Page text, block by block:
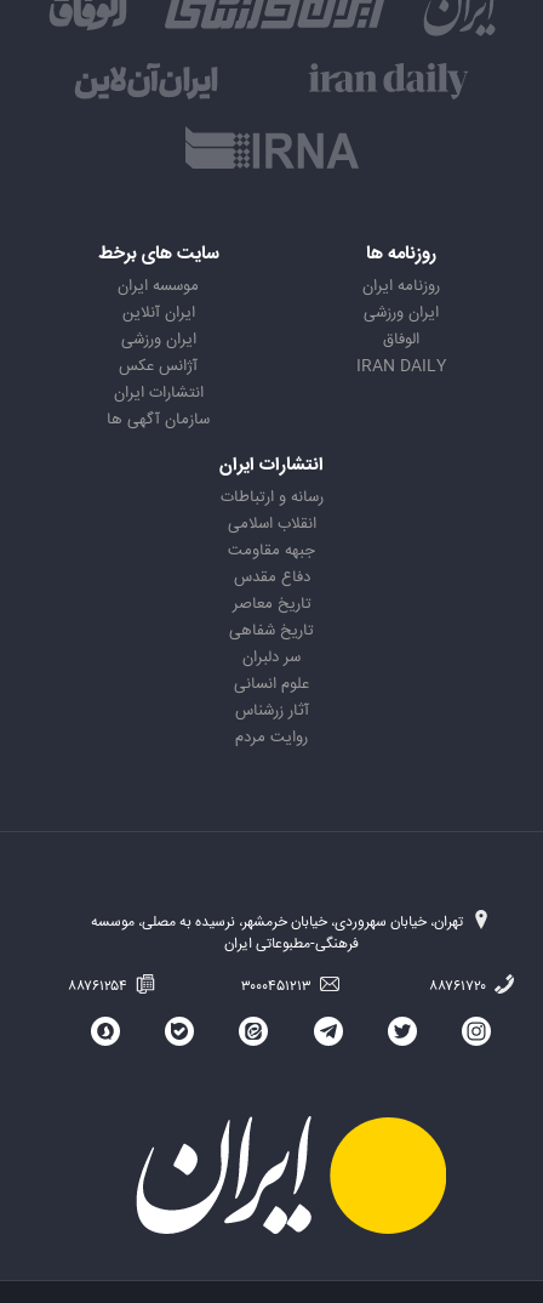
روزنامه ها
روزنامه ایران
ایران ورزشی
الوفاق
IRAN DAILY
سایت های برخط
موسسه ایران
ایران آنلاین
ایران ورزشی
آژانس عکس
انتشارات ایران
سازمان آگهی ها
انتشارات ایران
رسانه و ارتباطات
انقلاب اسلامی
جبهه مقاومت
دفاع مقدس
تاریخ معاصر
تاریخ شفاهی
سر دلبران
علوم انسانی
آثار زرشناس
روایت مردم
تهران، خیابان سهروردی، خیابان خرمشهر، نرسیده به مصلی، موسسه
فرهنگی-مطبوعاتی ایران